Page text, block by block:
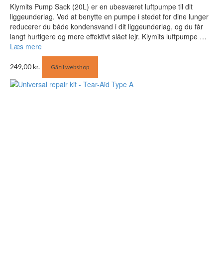
Klymits Pump Sack (20L) er en ubesværet luftpumpe til dit
liggeunderlag. Ved at benytte en pumpe i stedet for dine lunger
reducerer du både kondensvand i dit liggeunderlag, og du får
langt hurtigere og mere effektivt slået lejr. Klymits luftpumpe …
Læs mere
249,00kr. Gå til webshop